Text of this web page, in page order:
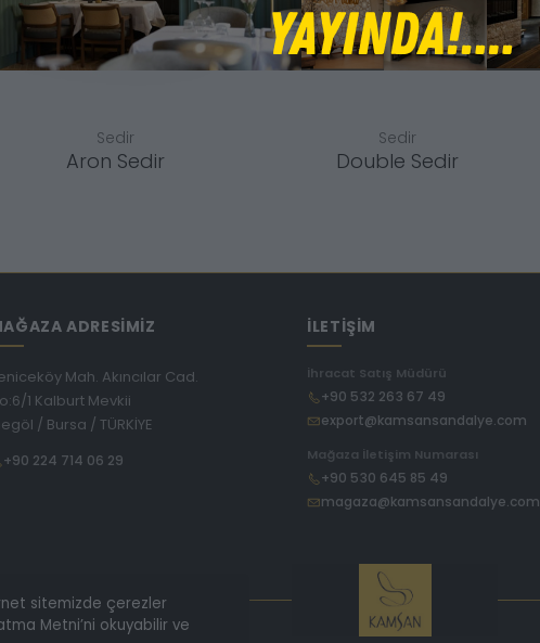
Sedir
Aron Sedir
Sedir
Double Sedir
ADRESİMİZ
Mah. Akıncılar Cad.
1 Kalburt Mevkii
/ Bursa / TÜRKİYE
+90 224 714 06 29
İLETİŞİM
İhracat Satış Müdürü
+90 532 263 67 49
export@kamsansandalye.com
Mağaza İletişim Numarası
+90 530 645 85 49
magaza@kamsansandalye.com
sitemizde çerezler
Metni’ni okuyabilir ve